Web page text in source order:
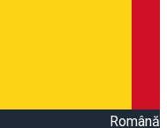
Română